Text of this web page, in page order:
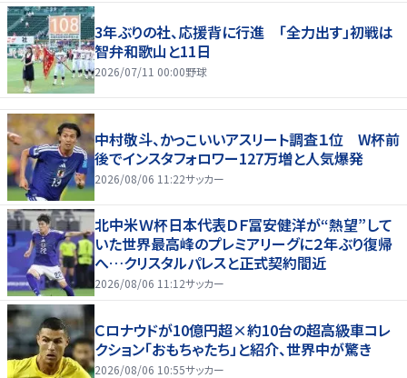
3年ぶりの社、応援背に行進 「全力出す」初戦は
智弁和歌山と11日
2026/07/11 00:00野球
中村敬斗、かっこいいアスリート調査１位 W杯前
後でインスタフォロワー127万増と人気爆発
2026/08/06 11:22サッカー
北中米Ｗ杯日本代表ＤＦ冨安健洋が“熱望”して
いた世界最高峰のプレミアリーグに２年ぶり復帰
へ…クリスタルパレスと正式契約間近
2026/08/06 11:12サッカー
Ｃロナウドが10億円超×約10台の超高級車コレ
クション「おもちゃたち」と紹介、世界中が驚き
2026/08/06 10:55サッカー